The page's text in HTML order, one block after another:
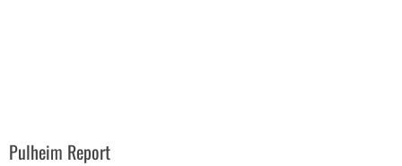
Pulheim Report